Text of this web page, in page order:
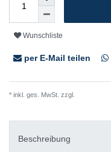
Wunschliste
per E-Mail teilen
* inkl. ges. MwSt. zzgl.
Beschreibung